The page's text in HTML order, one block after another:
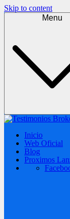
Skip to content
Menu
Inicio
Web Oficial
Blog
Proximos